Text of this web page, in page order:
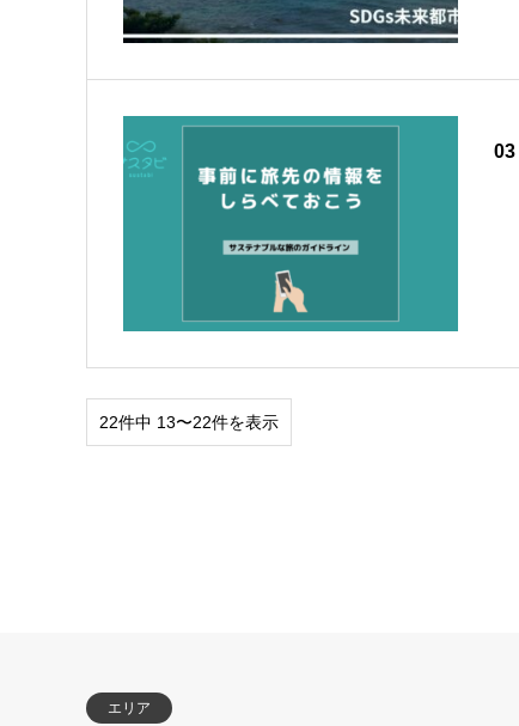
03
22件中 13〜22件を表示
エリア